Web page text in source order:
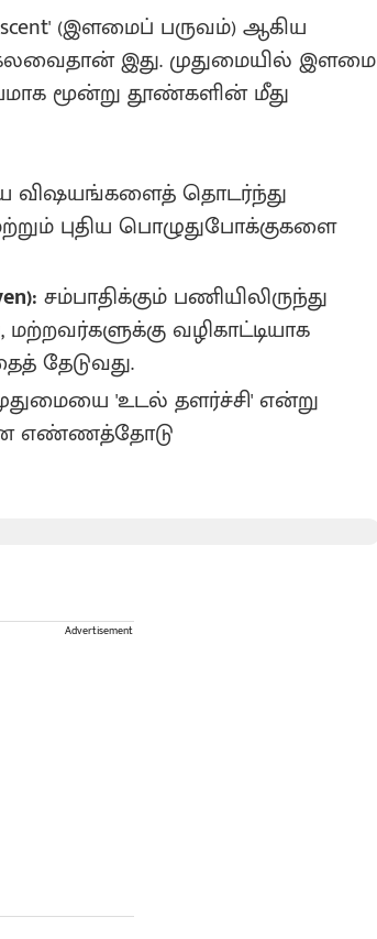
(இளமைப் பருவம்) ஆகிய
இது. முதுமையில் இளமை
மூன்று தூண்களின் மீது
விஷயங்களைத் தொடர்ந்து
புதிய பொழுதுபோக்குகளை
சம்பாதிக்கும் பணியிலிருந்து
வழிகாட்டியாக
தேடுவது.
'உடல் தளர்ச்சி' என்று
எண்ணத்தோடு
Advertisement